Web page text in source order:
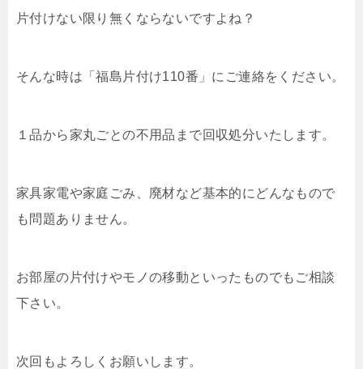
片付けない限り無くならないですよね？
そんな時は「福島片付け110番」にご連絡をください。
１品から家丸ごとの不用品まで回収処分いたします。
家具家電や家庭ごみ、廃材など基本的にどんなもので
も問題ありません。
お部屋の片付けやモノの移動といったものでもご相談
下さい。
次回もよろしくお願いします。